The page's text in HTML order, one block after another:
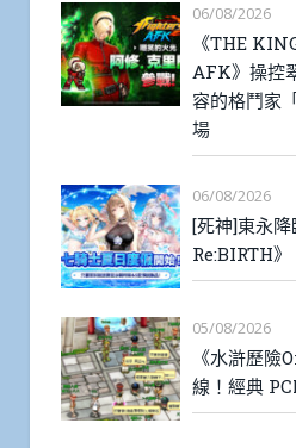
06/08/2026
《THE
AFK》操控
容的格鬥家
場
06/08/2026
[死神]東永
Re:BIRTH
05/08/2026
《水滸歷
線！經典